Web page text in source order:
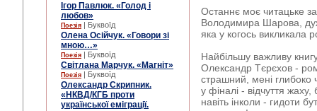
Ігор Павлюк. «Голод і
любов»
Поезія | Буквоїд
Олена Осійчук. «Говори зі
мною…»
Поезія | Буквоїд
Світлана Марчук. «Магніт»
Поезія | Буквоїд
Олександр Скрипник.
«НКВД/КГБ проти
української еміграції.
Останнє моє читацьке
Володимира Шарова,
яка у когось викликала
Найбільшу важливу
Олександр Тєрєхов -
страшний, мені глибоко
у фіналі - відчуття жаху,
навіть інколи - гидоти